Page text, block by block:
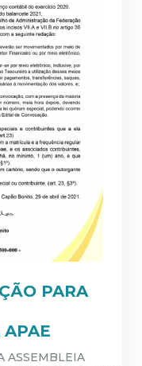
PARA
ASSEMBLEIA